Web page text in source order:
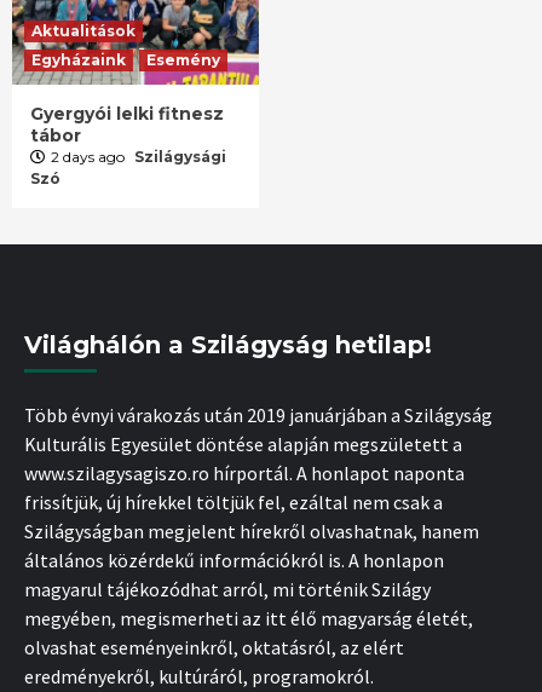
Aktualitások
Egyházaink
Esemény
Gyergyói lelki fitnesz
tábor
2 days ago Szilágysági
Szó
Világhálón a Szilágyság hetilap!
Több évnyi várakozás után 2019 januárjában a Szilágyság
Kulturális Egyesület döntése alapján megszületett a
www.szilagysagiszo.ro hírportál. A honlapot naponta
frissítjük, új hírekkel töltjük fel, ezáltal nem csak a
Szilágyságban megjelent hírekről olvashatnak, hanem
általános közérdekű információkról is. A honlapon
magyarul tájékozódhat arról, mi történik Szilágy
megyében, megismerheti az itt élő magyarság életét,
olvashat eseményeinkről, oktatásról, az elért
eredményekről, kultúráról, programokról.